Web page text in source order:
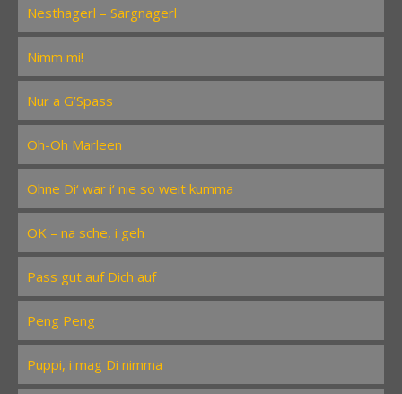
Nesthagerl – Sargnagerl
Nimm mi!
Nur a G’Spass
Oh-Oh Marleen
Ohne Di‘ war i‘ nie so weit kumma
OK – na sche, i geh
Pass gut auf Dich auf
Peng Peng
Puppi, i mag Di nimma